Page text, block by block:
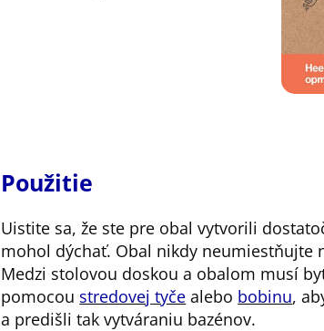
Použitie
Uistite sa, že ste pre obal vytvorili
mohol dýchať. Obal nikdy neumiestňujte
Medzi stolovou doskou a obalom musí
pomocou stredovej tyče alebo bobinu,
a predišli tak vytváraniu bazénov.